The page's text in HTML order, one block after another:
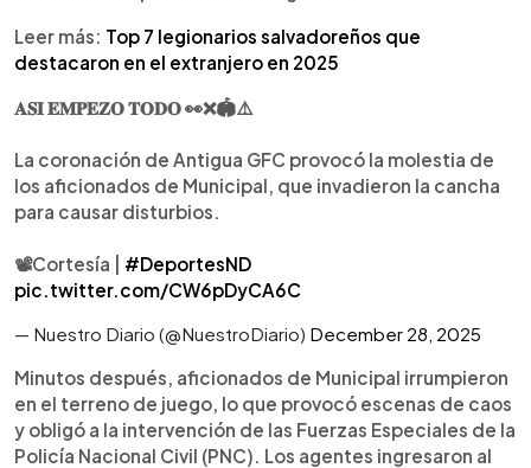
Leer más: Top 7 legionarios salvadoreños que
destacaron en el extranjero en 2025
𝐀𝐒𝐈 𝐄𝐌𝐏𝐄𝐙𝐎 𝐓𝐎𝐃𝐎 👀❌️🏟⚠️
La coronación de Antigua GFC provocó la molestia de
los aficionados de Municipal, que invadieron la cancha
para causar disturbios.
📽Cortesía | #DeportesND
pic.twitter.com/CW6pDyCA6C
— Nuestro Diario (@NuestroDiario) December 28, 2025
Minutos después, aficionados de Municipal irrumpieron
en el terreno de juego, lo que provocó escenas de caos
y obligó a la intervención de las Fuerzas Especiales de la
Policía Nacional Civil (PNC). Los agentes ingresaron al